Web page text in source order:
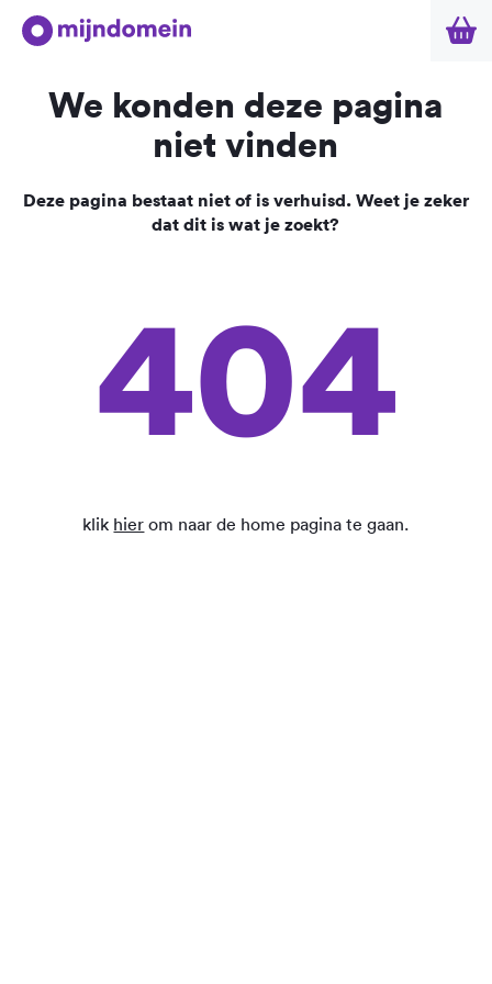
We konden deze pagina
niet vinden
Deze pagina bestaat niet of is verhuisd. Weet je zeker
dat dit is wat je zoekt?
404
klik hier om naar de home pagina te gaan.